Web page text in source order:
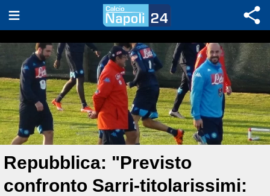
Repubblica: "Previsto
confronto Sarri-titolarissimi: